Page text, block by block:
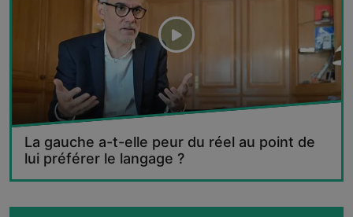
La gauche a-t-elle peur du réel au point de
lui préférer le langage ?